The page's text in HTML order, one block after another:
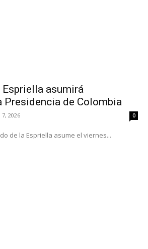
asumirá
de Colombia
2026 0
de la Espriella asume el viernes...